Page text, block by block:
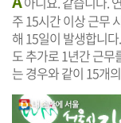
주 15시간 이상 근무
해 15일이 발생합니
도 추가로 1년간 근무
는 경우와 같이 15개